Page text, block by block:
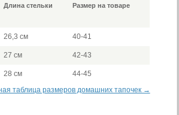
Длина стельки Размер на товаре
26,3 см 40-41
27 см 42-43
28 см
44-45
таблица размеров домашних тапочек →